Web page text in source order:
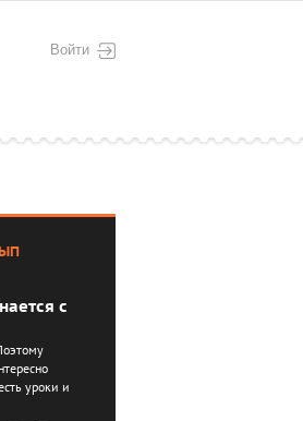
Войти
с
уроки и